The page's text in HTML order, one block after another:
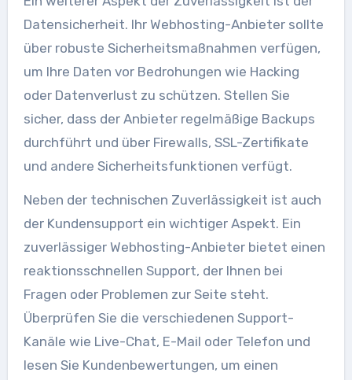
Datensicherheit. Ihr Webhosting-Anbieter sollte
über robuste Sicherheitsmaßnahmen verfügen,
um Ihre Daten vor Bedrohungen wie Hacking
oder Datenverlust zu schützen. Stellen Sie
sicher, dass der Anbieter regelmäßige Backups
durchführt und über Firewalls, SSL-Zertifikate
und andere Sicherheitsfunktionen verfügt.
Neben der technischen Zuverlässigkeit ist auch
der Kundensupport ein wichtiger Aspekt. Ein
zuverlässiger Webhosting-Anbieter bietet einen
reaktionsschnellen Support, der Ihnen bei
Fragen oder Problemen zur Seite steht.
Überprüfen Sie die verschiedenen Support-
Kanäle wie Live-Chat, E-Mail oder Telefon und
lesen Sie Kundenbewertungen, um einen